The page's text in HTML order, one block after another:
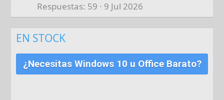
Respuestas 59 9 Jul 2026
EN STOCK
¿Necesitas Windows 10 u Office Barato?